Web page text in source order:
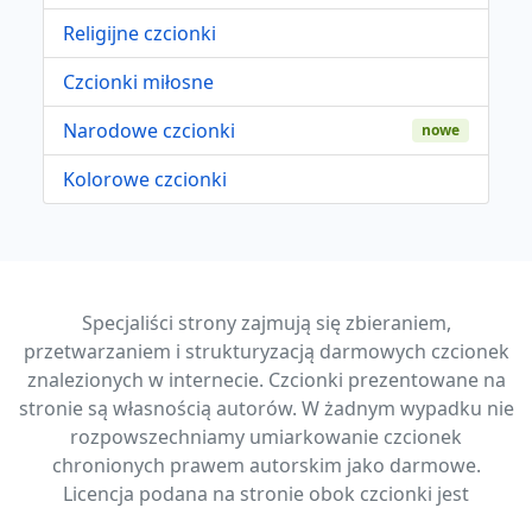
Religijne czcionki
Czcionki miłosne
Narodowe czcionki
nowe
Kolorowe czcionki
Specjaliści strony zajmują się zbieraniem,
przetwarzaniem i strukturyzacją darmowych czcionek
znalezionych w internecie. Czcionki prezentowane na
stronie są własnością autorów. W żadnym wypadku nie
rozpowszechniamy umiarkowanie czcionek
chronionych prawem autorskim jako darmowe.
Licencja podana na stronie obok czcionki jest